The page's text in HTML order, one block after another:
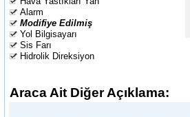
Alarm
Modifiye Edilmiş
Yol Bilgisayarı
Sis Farı
Hidrolik Direksiyon
Araca Ait Diğer Açıklama: